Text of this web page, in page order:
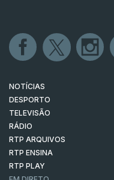
NOTÍCIAS
DESPORTO
TELEVISÃO
RÁDIO
RTP ARQUIVOS
RTP ENSINA
RTP PLAY